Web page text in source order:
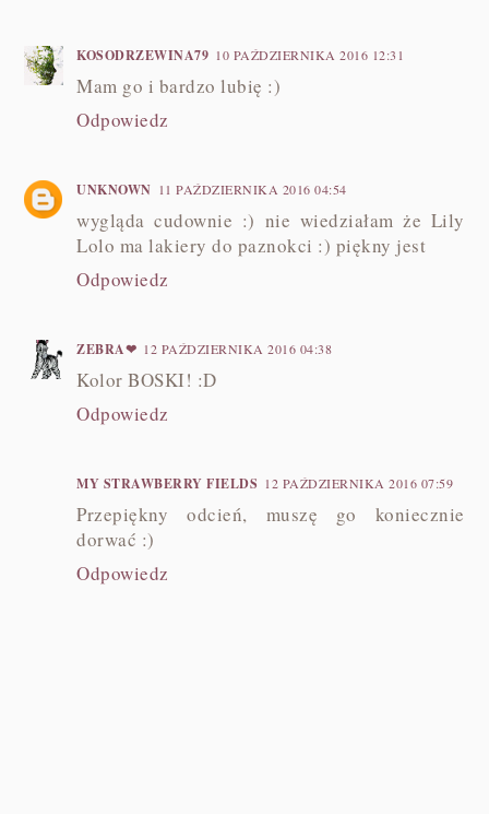
KOSODRZEWINA79 10 PAŹDZIERNIKA 2016 12:31
Mam go i bardzo lubię :)
Odpowiedz
UNKNOWN 11 PAŹDZIERNIKA 2016 04:54
wygląda cudownie :) nie wiedziałam że Lily
Lolo ma lakiery do paznokci :) piękny jest
Odpowiedz
ZEBRA❤ 12 PAŹDZIERNIKA 2016 04:38
Kolor BOSKI! :D
Odpowiedz
MY STRAWBERRY FIELDS 12 PAŹDZIERNIKA 2016 07:59
Przepiękny odcień, muszę go koniecznie
dorwać :)
Odpowiedz